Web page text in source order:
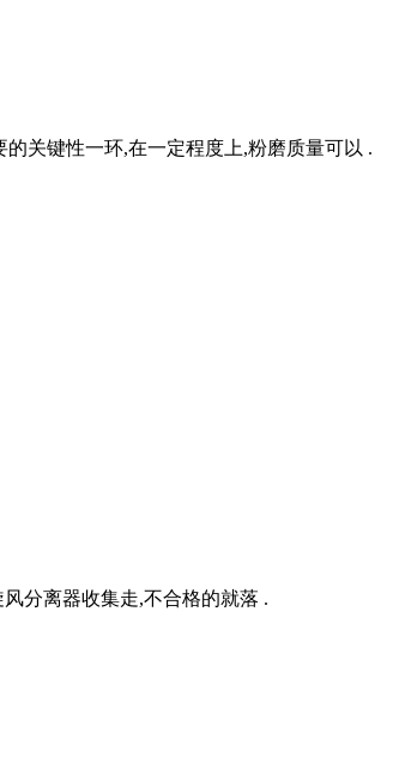
关键性一环,在一定程度上,粉磨质量可以 .
分离器收集走,不合格的就落 .